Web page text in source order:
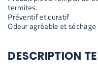
termites.
Préventif et curatif
Odeur agréable et séchage
DESCRIPTION